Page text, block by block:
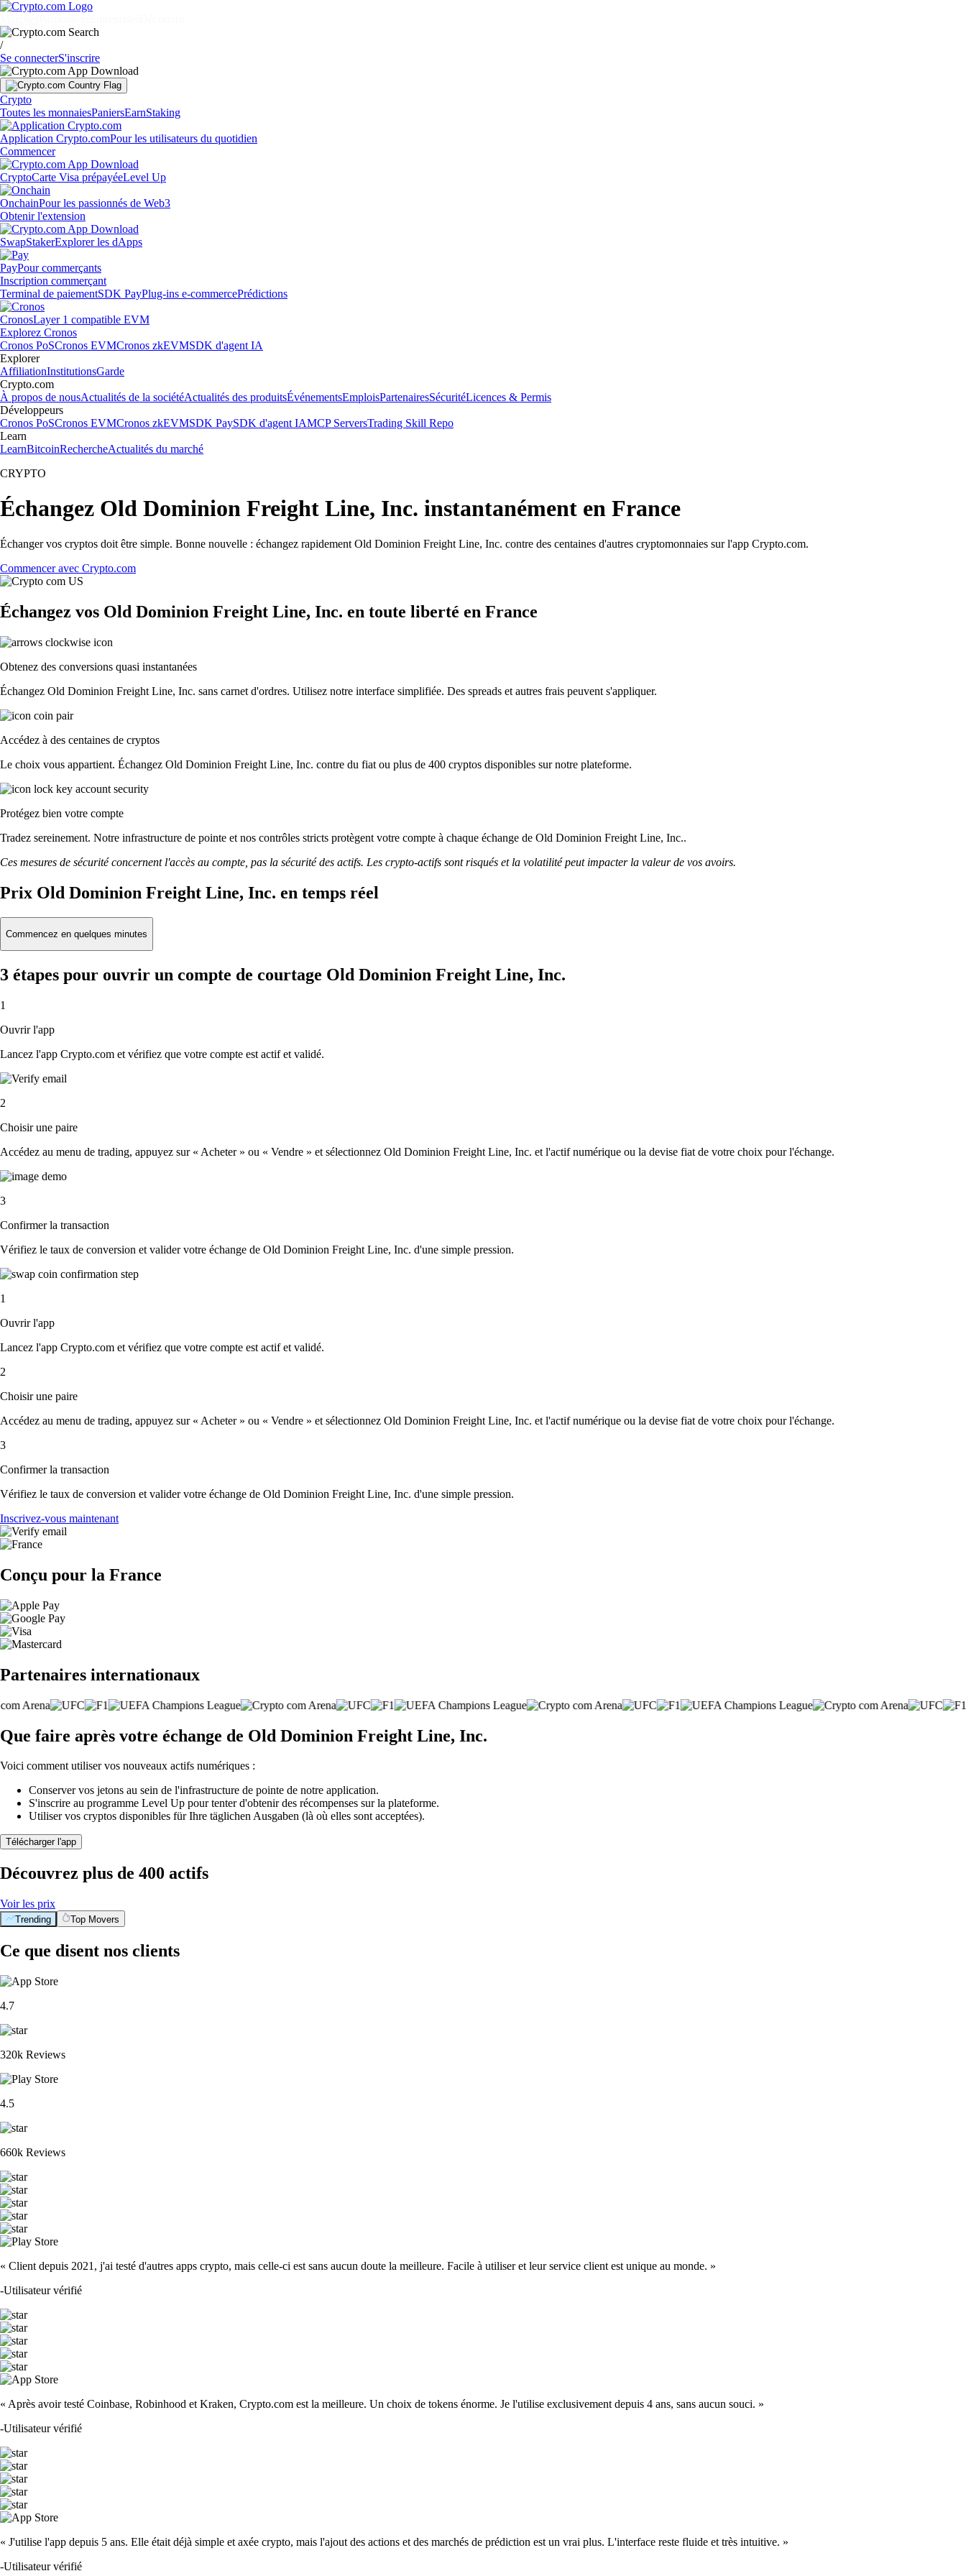
/
Se connecterS'inscrire
Crypto
Toutes les monnaiesPaniersEarnStaking
Application Crypto.comPour les utilisateurs du quotidien
Commencer
CryptoCarte Visa prépayéeLevel Up
OnchainPour les passionnés de Web3
Obtenir l'extension
SwapStakerExplorer les dApps
PayPour commerçants
Inscription commerçant
Terminal de paiementSDK PayPlug-ins e-commercePrédictions
CronosLayer 1 compatible EVM
Explorez Cronos
Cronos PoSCronos EVMCronos zkEVMSDK d'agent IA
Explorer
AffiliationInstitutionsGarde
Crypto.com
À propos de nousActualités de la sociétéActualités des produitsÉvénementsEmploisPartenairesSécuritéLicences & Permis
Développeurs
Cronos PoSCronos EVMCronos zkEVMSDK PaySDK d'agent IAMCP ServersTrading Skill Repo
Learn
LearnBitcoinRechercheActualités du marché
CRYPTO
Échangez Old Dominion Freight Line, Inc. instantanément en France
Échanger vos cryptos doit être simple. Bonne nouvelle : échangez rapidement Old Dominion Freight Line, Inc. contre des centaines d'autres cryptomonnaies sur l'app Crypto.com.
Commencer avec Crypto.com
Échangez vos Old Dominion Freight Line, Inc. en toute liberté en France
Obtenez des conversions quasi instantanées
Échangez Old Dominion Freight Line, Inc. sans carnet d'ordres. Utilisez notre interface simplifiée. Des spreads et autres frais peuvent s'appliquer.
Accédez à des centaines de cryptos
Le choix vous appartient. Échangez Old Dominion Freight Line, Inc. contre du fiat ou plus de 400 cryptos disponibles sur notre plateforme.
Protégez bien votre compte
Tradez sereinement. Notre infrastructure de pointe et nos contrôles stricts protègent votre compte à chaque échange de Old Dominion Freight Line, Inc..
Ces mesures de sécurité concernent l'accès au compte, pas la sécurité des actifs. Les crypto-actifs sont risqués et la volatilité peut impacter la valeur de vos avoirs.
Prix Old Dominion Freight Line, Inc. en temps réel
Commencez en quelques minutes
3 étapes pour ouvrir un compte de courtage Old Dominion Freight Line, Inc.
1
Ouvrir l'app
Lancez l'app Crypto.com et vérifiez que votre compte est actif et validé.
2
Choisir une paire
Accédez au menu de trading, appuyez sur « Acheter » ou « Vendre » et sélectionnez Old Dominion Freight Line, Inc. et l'actif numérique ou la devise fiat de votre choix pour l'échange.
3
Confirmer la transaction
Vérifiez le taux de conversion et valider votre échange de Old Dominion Freight Line, Inc. d'une simple pression.
1
Ouvrir l'app
Lancez l'app Crypto.com et vérifiez que votre compte est actif et validé.
2
Choisir une paire
Accédez au menu de trading, appuyez sur « Acheter » ou « Vendre » et sélectionnez Old Dominion Freight Line, Inc. et l'actif numérique ou la devise fiat de votre choix pour l'échange.
3
Confirmer la transaction
Vérifiez le taux de conversion et valider votre échange de Old Dominion Freight Line, Inc. d'une simple pression.
Inscrivez-vous maintenant
Conçu pour la France
Partenaires internationaux
Que faire après votre échange de Old Dominion Freight Line, Inc.
Voici comment utiliser vos nouveaux actifs numériques :
Conserver vos jetons au sein de l'infrastructure de pointe de notre application.
S'inscrire au programme Level Up pour tenter d'obtenir des récompenses sur la plateforme.
Utiliser vos cryptos disponibles für Ihre täglichen Ausgaben (là où elles sont acceptées).
Télécharger l'app
Découvrez plus de 400 actifs
Voir les prix
Trending Top Movers
Ce que disent nos clients
4.7
320k Reviews
4.5
660k Reviews
« Client depuis 2021, j'ai testé d'autres apps crypto, mais celle-ci est sans aucun doute la meilleure. Facile à utiliser et leur service client est unique au monde. »
-Utilisateur vérifié
« Après avoir testé Coinbase, Robinhood et Kraken, Crypto.com est la meilleure. Un choix de tokens énorme. Je l'utilise exclusivement depuis 4 ans, sans aucun souci. »
-Utilisateur vérifié
« J'utilise l'app depuis 5 ans. Elle était déjà simple et axée crypto, mais l'ajout des actions et des marchés de prédiction est un vrai plus. L'interface reste fluide et très intuitive. »
-Utilisateur vérifié